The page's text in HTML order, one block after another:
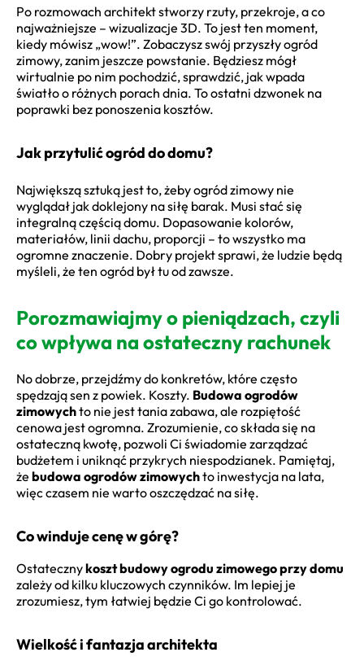
Po rozmowach architekt stworzy rzuty, przekroje, a co
najważniejsze – wizualizacje 3D. To jest ten moment,
kiedy mówisz „wow!”. Zobaczysz swój przyszły ogród
zimowy, zanim jeszcze powstanie. Będziesz mógł
wirtualnie po nim pochodzić, sprawdzić, jak wpada
światło o różnych porach dnia. To ostatni dzwonek na
poprawki bez ponoszenia kosztów.
Jak przytulić ogród do domu?
Największą sztuką jest to, żeby ogród zimowy nie
wyglądał jak doklejony na siłę barak. Musi stać się
integralną częścią domu. Dopasowanie kolorów,
materiałów, linii dachu, proporcji – to wszystko ma
ogromne znaczenie. Dobry projekt sprawi, że ludzie będą
myśleli, że ten ogród był tu od zawsze.
Porozmawiajmy o pieniądzach, czyli
co wpływa na ostateczny rachunek
No dobrze, przejdźmy do konkretów, które często
spędzają sen z powiek. Koszty. Budowa ogrodów
zimowychto nie jest tania zabawa, ale rozpiętość
cenowa jest ogromna. Zrozumienie, co składa się na
ostateczną kwotę, pozwoli Ci świadomie zarządzać
budżetem i uniknąć przykrych niespodzianek. Pamiętaj,
że budowa ogrodów zimowychto inwestycja na lata,
więc czasem nie warto oszczędzać na siłę.
Co winduje cenę w górę?
Ostatecznykoszt budowy ogrodu zimowego przy domu
zależy od kilku kluczowych czynników. Im lepiej je
zrozumiesz, tym łatwiej będzie Ci go kontrolować.
Wielkość i fantazja architekta